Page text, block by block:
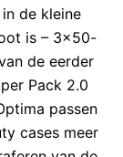
de kleine
is – 3×50-
de eerder
Pack 2.0
passen
cases meer